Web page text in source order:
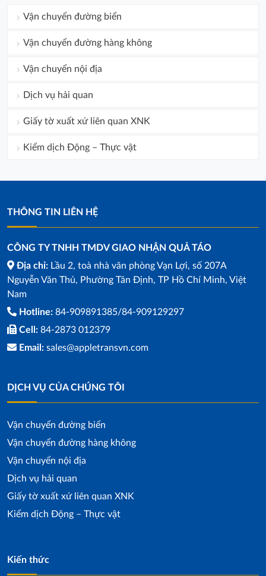
Vận chuyển đường biển
Vận chuyển đường hàng không
Vận chuyển nội địa
Dịch vụ hải quan
Giấy tờ xuất xứ liên quan XNK
Kiểm dịch Động – Thực vật
THÔNG TIN LIÊN HỆ
CÔNG TY TNHH TMDV GIAO NHẬN QUẢ TÁO
Địa chỉ: Lầu 2, toà nhà văn phòng Vạn Lợi, số 207A
Nguyễn Văn Thủ, Phường Tân Định, TP Hồ Chí Minh, Việt
Nam
Hotline: 84-909891385/84-909129297
Cell: 84-2873 012379
Email: sales@appletransvn.com
DỊCH VỤ CỦA CHÚNG TÔI
Vận chuyển đường biển
Vận chuyển đường hàng không
Vận chuyển nội địa
Dịch vụ hải quan
Giấy tờ xuất xứ liên quan XNK
Kiểm dịch Động – Thực vật
Kiến thức